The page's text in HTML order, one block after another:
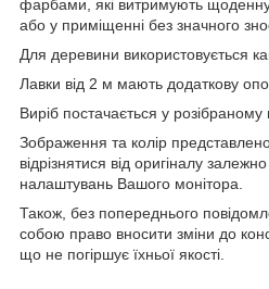
фарбами, які витримують щоденну
або у приміщенні без значного
Для деревини використовується
Лавки від 2 м мають додаткову
Виріб постачається у розібраному
Зображення та колір
відрізнятися від оригіналу
налаштувань Вашого монітора.
Також, без попереднього
собою право вносити зміни до
що не погіршує їхньої якості.